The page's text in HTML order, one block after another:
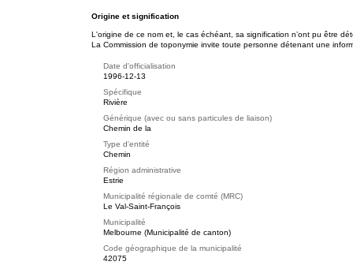
Origine et signification
L'origine de ce nom et, le cas échéant, sa signification n’ont pu être
La Commission de toponymie invite toute personne détenant une
Date d'officialisation
1996-12-13
Spécifique
Rivière
Générique (avec ou sans particules de liaison)
Chemin de la
Type d'entité
Chemin
Région administrative
Estrie
Municipalité régionale de comté (MRC)
Le Val-Saint-François
Municipalité
Melbourne (Municipalité de canton)
Code géographique de la municipalité
42075